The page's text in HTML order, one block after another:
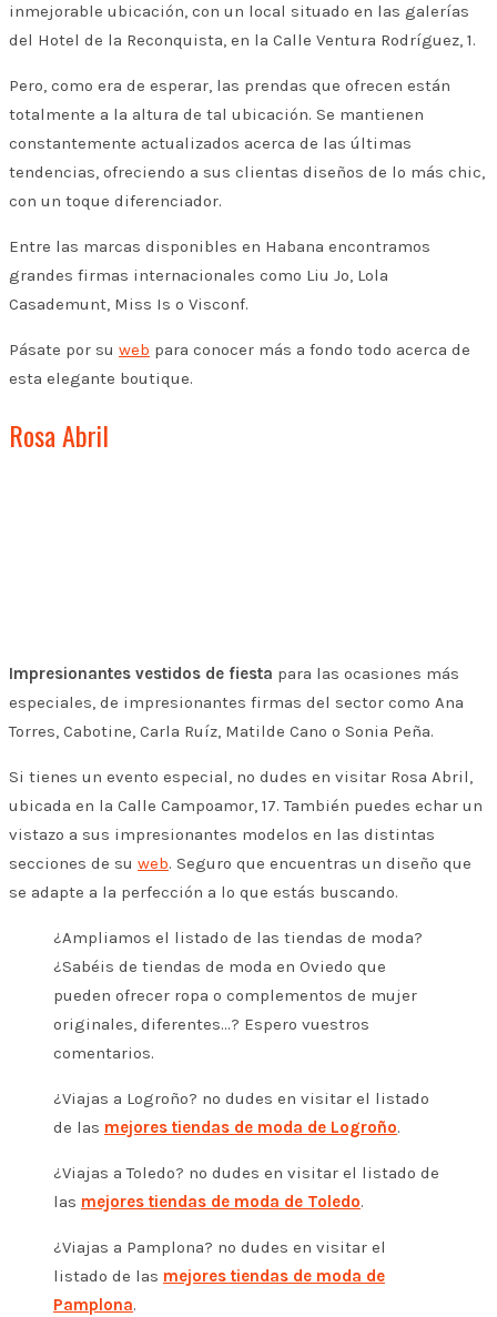
inmejorable ubicación, con un local situado en las galerías
del Hotel de la Reconquista, en la Calle Ventura Rodríguez, 1.
Pero, como era de esperar, las prendas que ofrecen están
totalmente a la altura de tal ubicación. Se mantienen
constantemente actualizados acerca de las últimas
tendencias, ofreciendo a sus clientas diseños de lo más chic,
con un toque diferenciador.
Entre las marcas disponibles en Habana encontramos
grandes firmas internacionales como Liu Jo, Lola
Casademunt, Miss Is o Visconf.
Pásate por su web para conocer más a fondo todo acerca de
esta elegante boutique.
Rosa Abril
Impresionantes vestidos de fiesta para las ocasiones más
especiales, de impresionantes firmas del sector como Ana
Torres, Cabotine, Carla Ruíz, Matilde Cano o Sonia Peña.
Si tienes un evento especial, no dudes en visitar Rosa Abril,
ubicada en la Calle Campoamor, 17. También puedes echar un
vistazo a sus impresionantes modelos en las distintas
secciones de su web. Seguro que encuentras un diseño que
se adapte a la perfección a lo que estás buscando.
¿Ampliamos el listado de las tiendas de moda?
¿Sabéis de tiendas de moda en Oviedo que
pueden ofrecer ropa o complementos de mujer
originales, diferentes…? Espero vuestros
comentarios.
¿Viajas a Logroño? no dudes en visitar el listado
de las mejores tiendas de moda de Logroño.
¿Viajas a Toledo? no dudes en visitar el listado de
las mejores tiendas de moda de Toledo.
¿Viajas a Pamplona? no dudes en visitar el
listado de las mejores tiendas de moda de
Pamplona.